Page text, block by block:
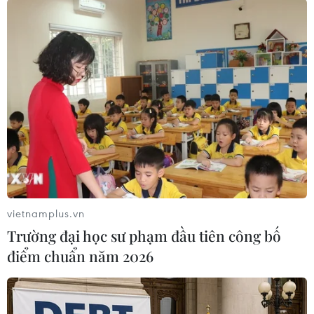
động như nhảy Zumba, các trò chơi vận động
của trẻ em, các trò chơi vận động của người lớn,
khám phá ẩm thực…/.
(Vietnam+)
vietnamplus.vn
Trường đại học sư phạm đầu tiên công bố
điểm chuẩn năm 2026